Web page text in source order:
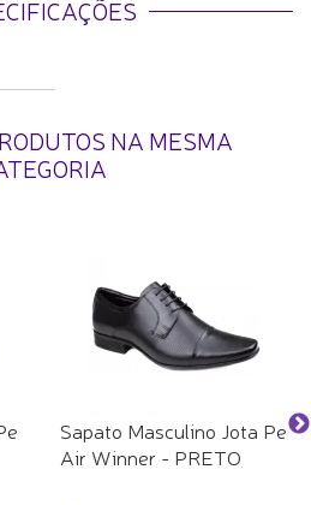
NA MESMA
Sapato Masculino Jota Pe
Air Winner - PRETO